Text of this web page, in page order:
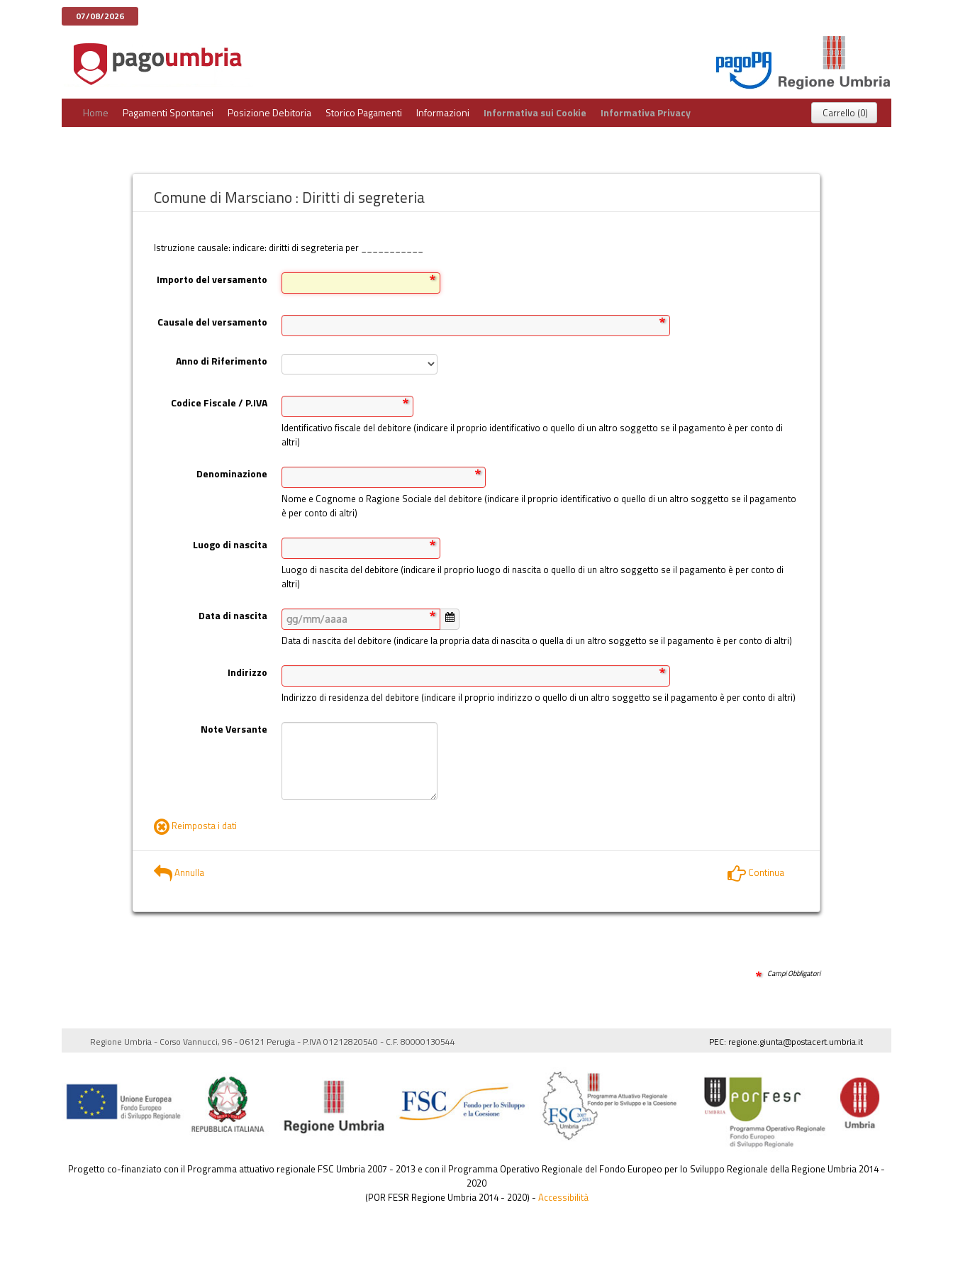
07/08/2026
Carrello (0)
Home Pagamenti Spontanei Posizione Debitoria Storico Pagamenti Informazioni Informativa sui Cookie Informativa Privacy
Comune di Marsciano : Diritti di segreteria
Istruzione causale: indicare: diritti di segreteria per ___________
Importo del versamento
Causale del versamento
Anno di Riferimento
Codice Fiscale / P.IVA
Identificativo fiscale del debitore (indicare il proprio identificativo o quello di un altro soggetto se il pagamento è per conto di
altri)
Denominazione
Nome e Cognome o Ragione Sociale del debitore (indicare il proprio identificativo o quello di un altro soggetto se il pagamento
è per conto di altri)
Luogo di nascita
Luogo di nascita del debitore (indicare il proprio luogo di nascita o quello di un altro soggetto se il pagamento è per conto di
altri)
Data di nascita
Data di nascita del debitore (indicare la propria data di nascita o quella di un altro soggetto se il pagamento è per conto di altri)
Indirizzo
Indirizzo di residenza del debitore (indicare il proprio indirizzo o quello di un altro soggetto se il pagamento è per conto di altri)
Note Versante
Reimposta i dati
Annulla Continua
Campi Obbligatori
Regione Umbria - Corso Vannucci, 96 - 06121 Perugia - P.IVA 01212820540 - C.F. 80000130544 PEC: regione.giunta@postacert.umbria.it
Progetto co-finanziato con il Programma attuativo regionale FSC Umbria 2007 - 2013 e con il Programma Operativo Regionale del Fondo Europeo per lo Sviluppo Regionale della Regione Umbria 2014 -
2020
(POR FESR Regione Umbria 2014 - 2020) - Accessibilità